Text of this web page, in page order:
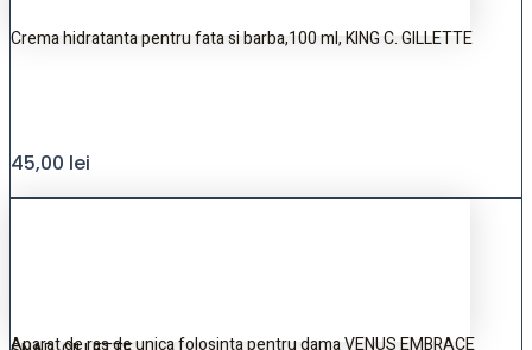
Crema hidratanta pentru fata si barba,100 ml, KING C. GILLETTE
45,00 lei
Aparat de ras de unica folosinta pentru dama VENUS EMBRACE